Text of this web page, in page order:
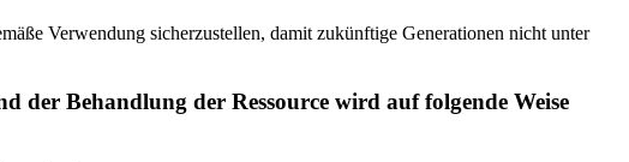
Verwendung sicherzustellen, damit zukünftige Generationen nicht unter
der Behandlung der Ressource wird auf folgende Weise